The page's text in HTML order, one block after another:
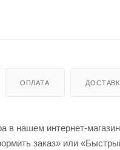
ОПЛАТА
в нашем интернет-
заказ» или